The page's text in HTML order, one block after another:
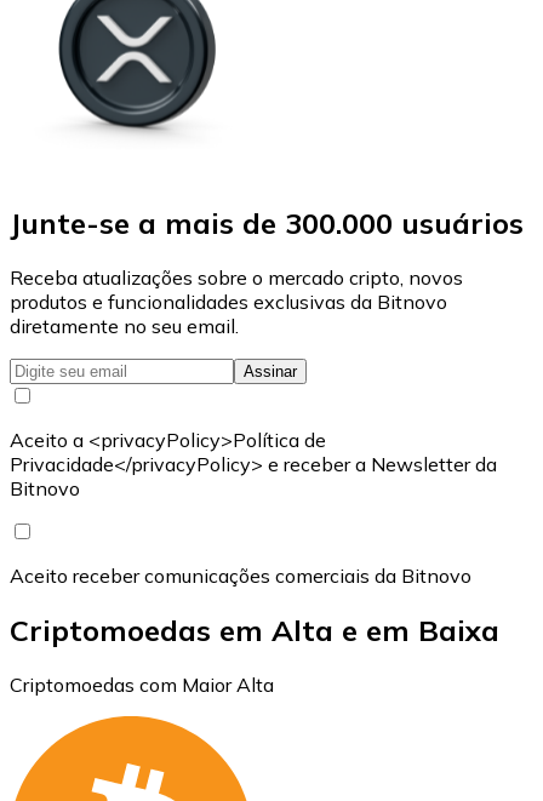
Junte-se a mais de 300.000 usuários
Receba atualizações sobre o mercado cripto, novos
produtos e funcionalidades exclusivas da Bitnovo
diretamente no seu email.
Assinar
Aceito a <privacyPolicy>Política de
Privacidade</privacyPolicy> e receber a Newsletter da
Bitnovo
Aceito receber comunicações comerciais da Bitnovo
Criptomoedas em Alta e em Baixa
Criptomoedas com Maior Alta